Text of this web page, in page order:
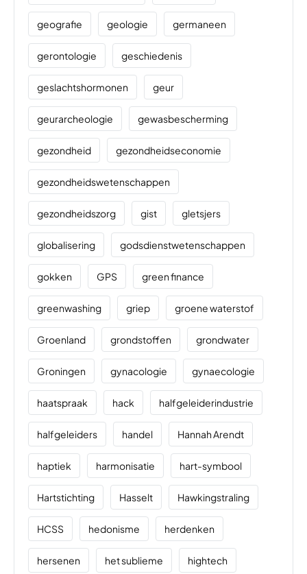
geografie geologie germaneen
gerontologie geschiedenis
geslachtshormonen geur
geurarcheologie gewasbescherming
gezondheid gezondheidseconomie
gezondheidswetenschappen
gezondheidszorg gist gletsjers
globalisering godsdienstwetenschappen
gokken GPS green finance
greenwashing griep groene waterstof
Groenland grondstoffen grondwater
Groningen gynacologie gynaecologie
haatspraak hack halfgeleiderindustrie
halfgeleiders handel Hannah Arendt
haptiek harmonisatie hart-symbool
Hartstichting Hasselt Hawkingstraling
HCSS hedonisme herdenken
hersenen het sublieme hightech